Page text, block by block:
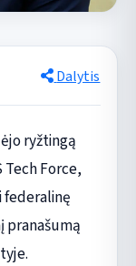
Dalytis
ryžtingą
Force,
federalinę
pranašumą